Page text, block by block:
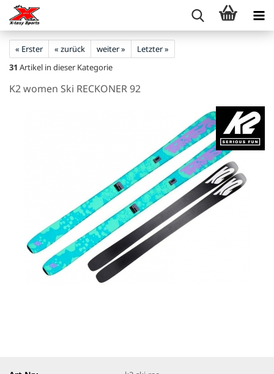
« Erster « zurück weiter »
Letzter »
31 Artikel in dieser Kategorie
K2 women Ski RECKONER 92